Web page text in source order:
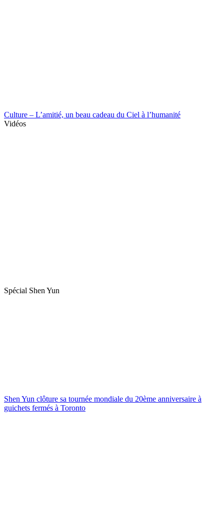
Culture – L’amitié, un beau cadeau du Ciel à l’humanité
Vidéos
Spécial Shen Yun
Shen Yun clôture sa tournée mondiale du 20ème anniversaire à
guichets fermés à Toronto